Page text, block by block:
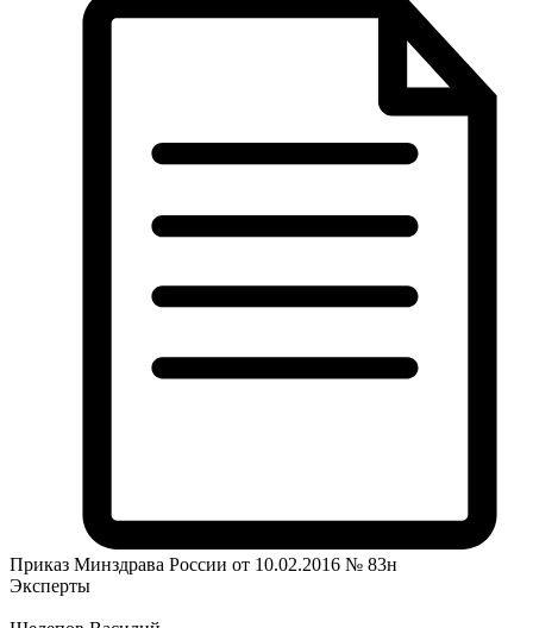
Приказ Минздрава России от 10.02.2016 № 83н
Эксперты